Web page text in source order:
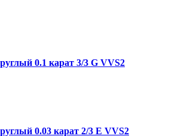
0.1 карат 3/3 G VVS2
0.03 карат 2/3 E VVS2